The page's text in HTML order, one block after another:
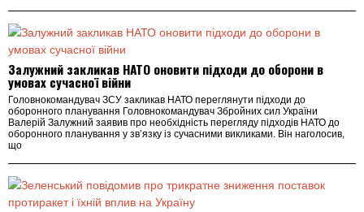
Залужний закликав НАТО оновити підходи до оборони в
умовах сучасної війни
Головнокомандувач ЗСУ закликав НАТО переглянути підходи до
оборонного планування Головнокомандувач Збройних сил України
Валерій Залужний заявив про необхідність перегляду підходів НАТО до
оборонного планування у зв’язку із сучасними викликами. Він наголосив,
що